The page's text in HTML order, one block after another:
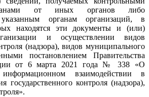
от иных органов либо
указанным органам организаций, в
находятся эти документы и (или)
и осуществлении видов
(надзора), видов муниципального
постановлением Правительства
от 6 марта 2021 года № 338 «О
информационном взаимодействии в
государственного контроля (надзора),